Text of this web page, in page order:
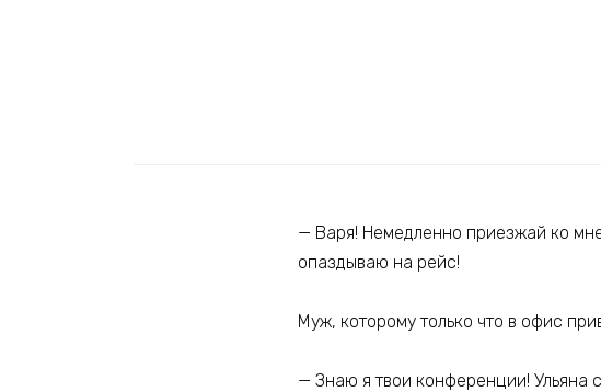
— Варя! Немедленно приезжай ко
опаздываю на рейс!
Муж, которому только что в офис
— Знаю я твои конференции! Ульяна